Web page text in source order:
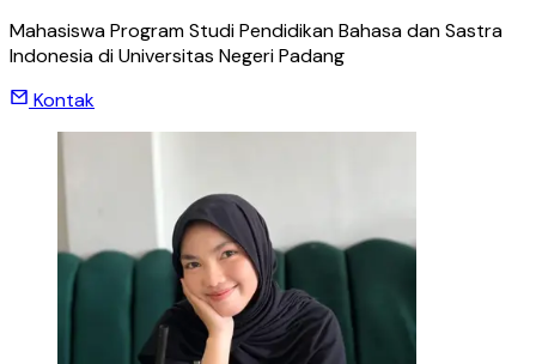
Mahasiswa Program Studi Pendidikan Bahasa dan Sastra
Indonesia di Universitas Negeri Padang
Kontak